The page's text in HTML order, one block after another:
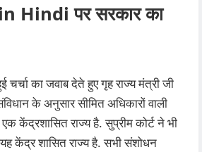
Hindi परसरकार का
चर्चा का जवाब देते हुए गृह राज्य मंत्री जी
के अनुसार सीमित अधिकारों वाली
केंद्रशासित राज्य है. सुप्रीम कोर्ट ने भी
केंद्र शासित राज्य है. सभी संशोधन